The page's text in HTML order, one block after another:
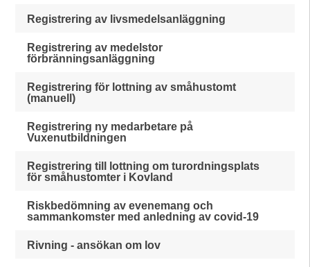
Registrering av livsmedelsanläggning
Registrering av medelstor
förbränningsanläggning
Registrering för lottning av småhustomt
(manuell)
Registrering ny medarbetare på
Vuxenutbildningen
Registrering till lottning om turordningsplats
för småhustomter i Kovland
Riskbedömning av evenemang och
sammankomster med anledning av covid-19
Rivning - ansökan om lov